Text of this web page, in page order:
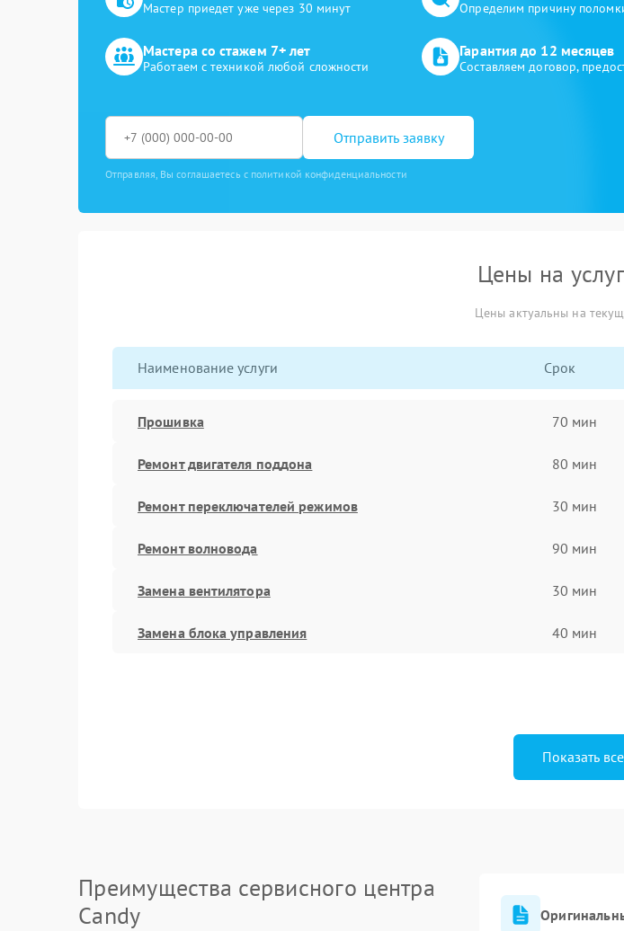
Мастер приедет уже через 30 минут Определим причину
Мастера со стажем 7+ лет
Работаем с техникой любой сложности
Гарантия до 12 месяцев
Составляем договор,
Отправить заявку
Отправляя, Вы соглашаетесь с политикой конфиденциальности
Цены на
Цены актуальны на
Наименование услуги Срок
Прошивка 70 мин
Ремонт двигателя поддона 80 мин
Ремонт переключателей режимов 30 мин
Ремонт волновода 90 мин
Замена вентилятора 30 мин
Замена блока управления 40 мин
Показать
Преимущества сервисного центра
Candy